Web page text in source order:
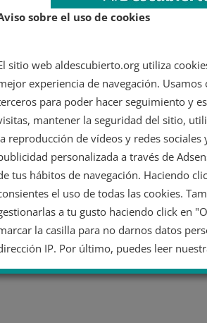
sobre el uso de cookies
sitio web aldescubierto.org utiliza
experiencia de navegación. Usamos
para poder hacer seguimiento y
mantener la seguridad del sitio,
reproducción de vídeos y redes sociales
personalizada a través de
tus hábitos de navegación. Haciendo
el uso de todas las cookies.
a tu gusto haciendo click en
la casilla para no darnos datos
IP. Por último, puedes leer